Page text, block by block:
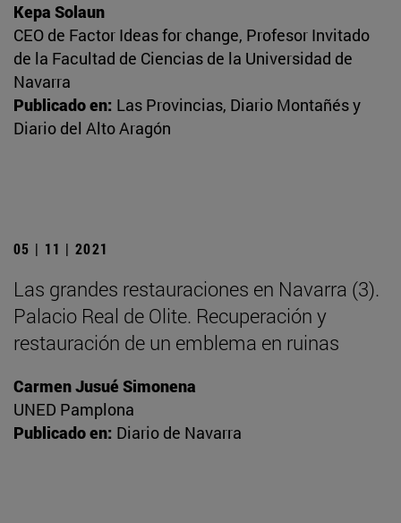
Kepa Solaun
CEO de Factor Ideas for change, Profesor Invitado
de la Facultad de Ciencias de la Universidad de
Navarra
Publicado en: Las Provincias, Diario Montañés y
Diario del Alto Aragón
05 | 11 | 2021
Las grandes restauraciones en Navarra (3).
Palacio Real de Olite. Recuperación y
restauración de un emblema en ruinas
Carmen Jusué Simonena
UNED Pamplona
Publicado en: Diario de Navarra